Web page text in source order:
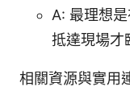
A: 最理想
抵達現場才
相關資源與實用